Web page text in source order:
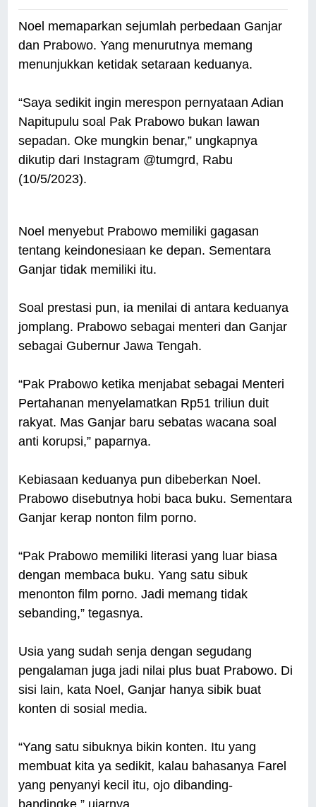
Noel memaparkan sejumlah perbedaan Ganjar
dan Prabowo. Yang menurutnya memang
menunjukkan ketidak setaraan keduanya.
“Saya sedikit ingin merespon pernyataan Adian
Napitupulu soal Pak Prabowo bukan lawan
sepadan. Oke mungkin benar,” ungkapnya
dikutip dari Instagram @tumgrd, Rabu
(10/5/2023).
Noel menyebut Prabowo memiliki gagasan
tentang keindonesiaan ke depan. Sementara
Ganjar tidak memiliki itu.
Soal prestasi pun, ia menilai di antara keduanya
jomplang. Prabowo sebagai menteri dan Ganjar
sebagai Gubernur Jawa Tengah.
“Pak Prabowo ketika menjabat sebagai Menteri
Pertahanan menyelamatkan Rp51 triliun duit
rakyat. Mas Ganjar baru sebatas wacana soal
anti korupsi,” paparnya.
Kebiasaan keduanya pun dibeberkan Noel.
Prabowo disebutnya hobi baca buku. Sementara
Ganjar kerap nonton film porno.
“Pak Prabowo memiliki literasi yang luar biasa
dengan membaca buku. Yang satu sibuk
menonton film porno. Jadi memang tidak
sebanding,” tegasnya.
Usia yang sudah senja dengan segudang
pengalaman juga jadi nilai plus buat Prabowo. Di
sisi lain, kata Noel, Ganjar hanya sibik buat
konten di sosial media.
“Yang satu sibuknya bikin konten. Itu yang
membuat kita ya sedikit, kalau bahasanya Farel
yang penyanyi kecil itu, ojo dibanding-
bandingke,” ujarnya.